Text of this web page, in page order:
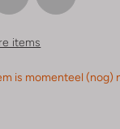
items
is momenteel (nog)